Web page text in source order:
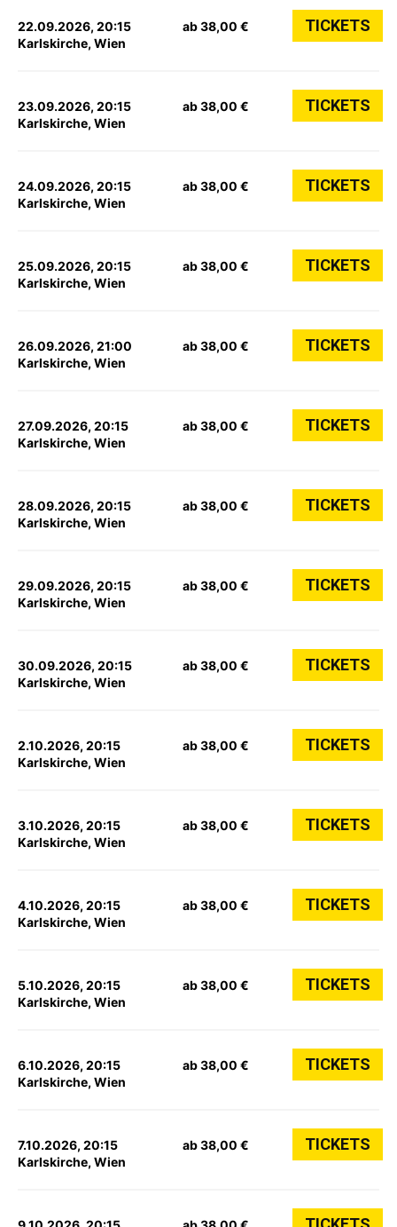
22.09.2026, 20:15
Karlskirche, Wien
ab 38,00 € TICKETS
23.09.2026, 20:15
Karlskirche, Wien
ab 38,00 € TICKETS
24.09.2026, 20:15
Karlskirche, Wien
ab 38,00 € TICKETS
25.09.2026, 20:15
Karlskirche, Wien
ab 38,00 € TICKETS
26.09.2026, 21:00
Karlskirche, Wien
ab 38,00 € TICKETS
27.09.2026, 20:15
Karlskirche, Wien
ab 38,00 € TICKETS
28.09.2026, 20:15
Karlskirche, Wien
ab 38,00 € TICKETS
29.09.2026, 20:15
Karlskirche, Wien
ab 38,00 € TICKETS
30.09.2026, 20:15
Karlskirche, Wien
ab 38,00 € TICKETS
2.10.2026, 20:15
Karlskirche, Wien
ab 38,00 € TICKETS
3.10.2026, 20:15
Karlskirche, Wien
ab 38,00 € TICKETS
4.10.2026, 20:15
Karlskirche, Wien
ab 38,00 € TICKETS
5.10.2026, 20:15
Karlskirche, Wien
ab 38,00 € TICKETS
6.10.2026, 20:15
Karlskirche, Wien
ab 38,00 € TICKETS
7.10.2026, 20:15
Karlskirche, Wien
ab 38,00 € TICKETS